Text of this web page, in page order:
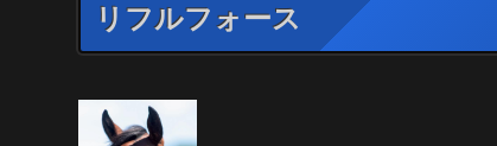
リフルフォース